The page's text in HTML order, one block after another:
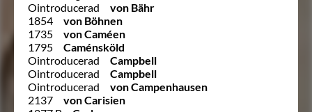
Ointroducerad
von Bähr
1854
von Böhnen
1735
von Caméen
1795
Caménsköld
Ointroducerad
Campbell
Ointroducerad
Campbell
Ointroducerad
von Campenhausen
2137
von Carisien